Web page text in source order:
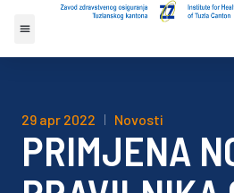
29 apr 2022 Novosti
PRIMJENA